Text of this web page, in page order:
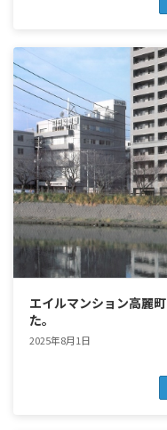
エイルマンション高麗
た。
2025年8月1日